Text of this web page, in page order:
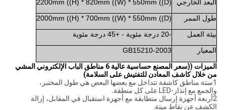
البعد الخارجي
2200mm ((H) * 820mm ((W) * 550mm ((D)
طول الممر
2000mm ((H) * 700mm ((W) * 550mm ((D)
بيئة العمل
-20 درجة مئوية - +45 درجة مئوية
المعيار
GB15210-2003
الميزات ((سعر المصنع حساسية عالية 6 مناطق الباب الإلكتروني المشي
من خلال كاشف المعادن للتفتيش على السلامة)
1ستة مناطق كاشفة تتداخل مع بعضها البعض هي طول المختبر،
والجمع مع إنذار-LED على كل منطقة.
2أربعة أجهزة إرسال متطابقة مع أجهزة استقبال في المقابل، إزالة
الكشف عن نقاط ميتة.